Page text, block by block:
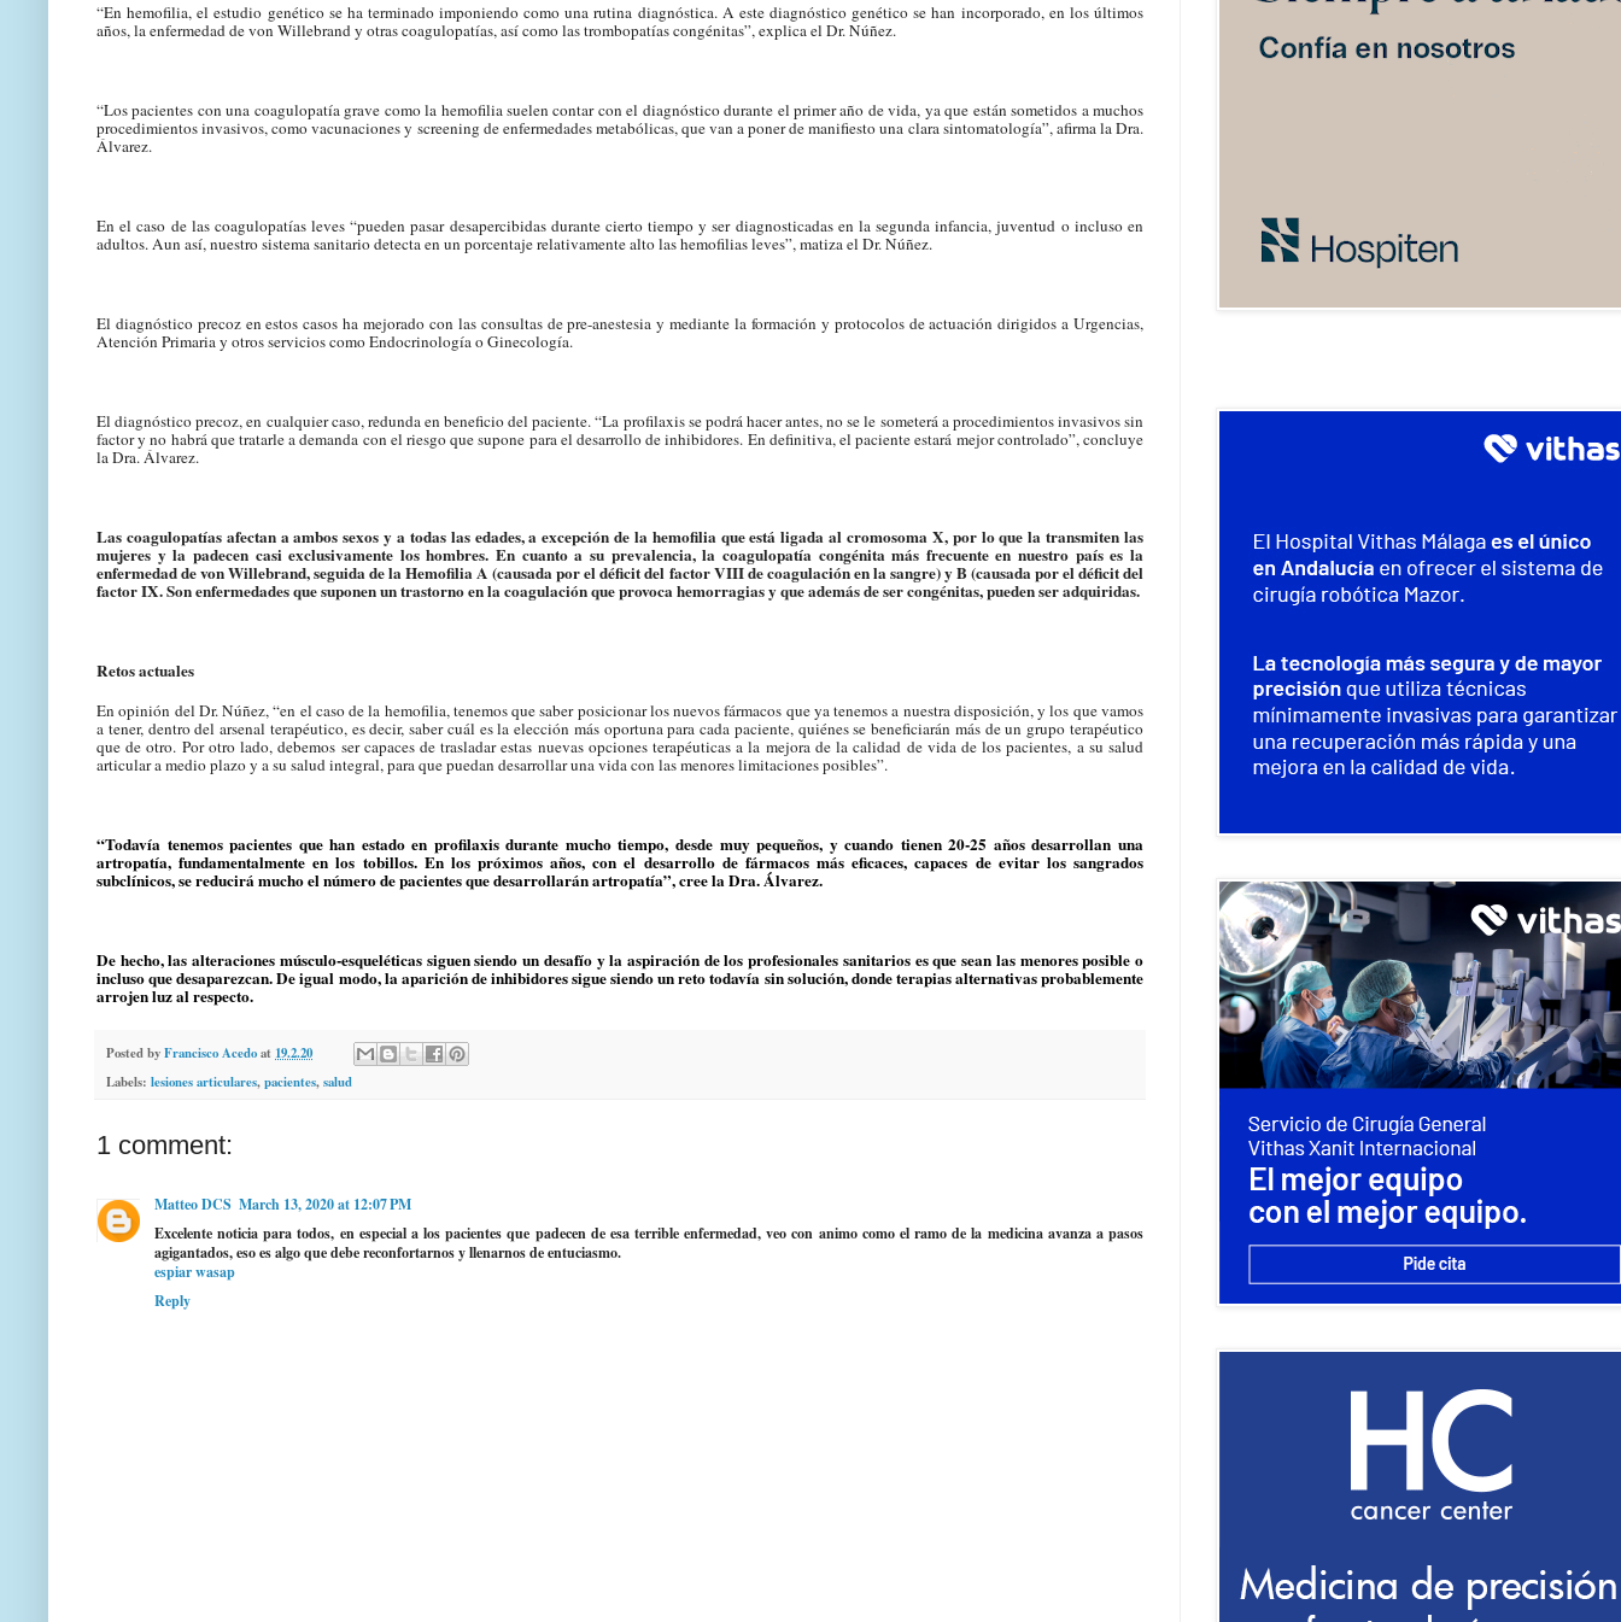
“En hemofilia, el estudio genético se ha terminado imponiendo como una rutina diagnóstica. A este diagnóstico genético se han incorporado, en los últimos
años, la enfermedad de von Willebrand y otras coagulopatías, así como las trombopatías congénitas”, explica el Dr. Núñez.
“Los pacientes con una coagulopatía grave como la hemofilia suelen contar con el diagnóstico durante el primer año de vida, ya que están sometidos a muchos
procedimientos invasivos, como vacunaciones y screening de enfermedades metabólicas, que van a poner de manifiesto una clara sintomatología”, afirma la Dra.
Álvarez.
En el caso de las coagulopatías leves “pueden pasar desapercibidas durante cierto tiempo y ser diagnosticadas en la segunda infancia, juventud o incluso en
adultos. Aun así, nuestro sistema sanitario detecta en un porcentaje relativamente alto las hemofilias leves”, matiza el Dr. Núñez.
El diagnóstico precoz en estos casos ha mejorado con las consultas de pre-anestesia y mediante la formación y protocolos de actuación dirigidos a Urgencias,
Atención Primaria y otros servicios como Endocrinología o Ginecología.
El diagnóstico precoz, en cualquier caso, redunda en beneficio del paciente. “La profilaxis se podrá hacer antes, no se le someterá a procedimientos invasivos sin
factor y no habrá que tratarle a demanda con el riesgo que supone para el desarrollo de inhibidores. En definitiva, el paciente estará mejor controlado”, concluye
la Dra. Álvarez.
Las coagulopatías afectan a ambos sexos y a todas las edades, a excepción de la hemofilia que está ligada al cromosoma X, por lo que la transmiten las
mujeres y la padecen casi exclusivamente los hombres. En cuanto a su prevalencia, la coagulopatía congénita más frecuente en nuestro país es la
enfermedad de von Willebrand, seguida de la Hemofilia A (causada por el déficit del factor VIII de coagulación en la sangre)y B (causada por el déficit del
factor IX. Son enfermedades que suponen un trastorno en la coagulación que provoca hemorragias y que además de ser congénitas, pueden ser adquiridas.
Retos actuales
En opinión del Dr. Núñez, “en el caso de la hemofilia, tenemos que saber posicionar los nuevos fármacos que ya tenemos a nuestra disposición, y los que vamos
a tener, dentro del arsenal terapéutico, es decir, saber cuál es la elección más oportuna para cada paciente, quiénes se beneficiarán más de un grupo terapéutico
que de otro. Por otro lado, debemos ser capaces de trasladar estas nuevas opciones terapéuticas a la mejora de la calidad de vida de los pacientes, a su salud
articular a medio plazo y a su salud integral, para que puedan desarrollar una vida con las menores limitaciones posibles”.
“Todavía tenemos pacientes que han estado en profilaxis durante mucho tiempo, desde muy pequeños, y cuando tienen 20-25 años desarrollan una
artropatía, fundamentalmente en los tobillos. En los próximos años, con el desarrollo de fármacos más eficaces, capaces de evitar los sangrados
subclínicos, se reducirá mucho el número de pacientes que desarrollarán artropatía”, cree la Dra. Álvarez.
De hecho, las alteraciones músculo-esqueléticas siguen siendo un desafío y la aspiración de los profesionales sanitarios es que sean las menores posible o
incluso que desaparezcan. De igual modo, la aparición de inhibidores sigue siendo un reto todavía sin solución, donde terapias alternativas probablemente
arrojen luz al respecto.
Posted byFrancisco Acedoat 19.2.20
Labels: lesiones articulares,pacientes,salud
1 comment:
Matteo DCS March 13, 2020 at 12:07 PM
Excelente noticia para todos, en especial a los pacientes que padecen de esa terrible enfermedad, veo con animo como el ramo de la medicina avanza a pasos
agigantados, eso es algo que debe reconfortarnos y llenarnos de entuciasmo.
espiar wasap
Reply